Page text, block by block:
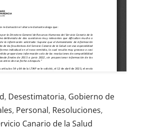
, Desestimatoria, Gobierno de
, Personal, Resoluciones,
Canario de la Salud